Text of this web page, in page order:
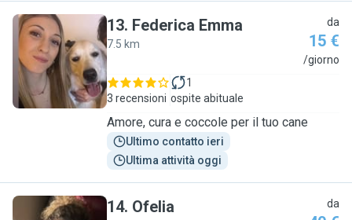
F
13. Federica Emma
7.5 km
da
15 €
/giorno
3 recensioni
1
ospite abituale
Amore, cura e coccole per il tuo cane
Ultimo contatto ieri
Ultima attività oggi
14. Ofelia da